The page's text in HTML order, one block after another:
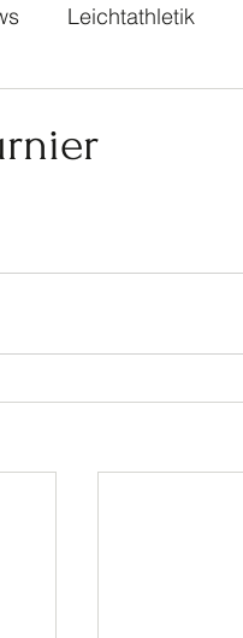
Leichtathletik